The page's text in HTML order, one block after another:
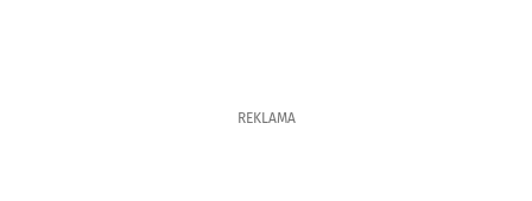
REKLAMA